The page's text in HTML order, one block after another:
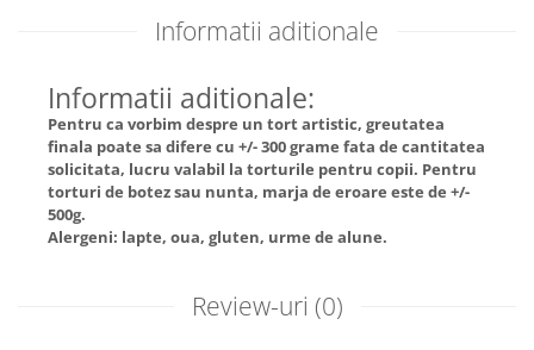
Informatii aditionale
Informatii aditionale:
Pentru ca vorbim despre un tort artistic, greutatea
finala poate sa difere cu +/- 300 grame fata de cantitatea
solicitata, lucru valabil la torturile pentru copii. Pentru
torturi de botez sau nunta, marja de eroare este de +/-
500g.
Alergeni: lapte, oua, gluten, urme de alune.
Review-uri (0)